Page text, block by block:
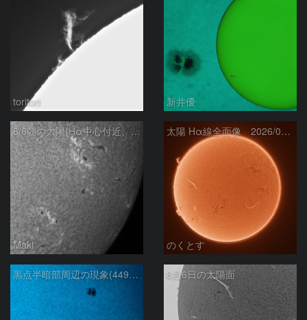
toritori 新井優
8/6朝の太陽(Hα中心付近、4498、4502付近)
Maki
太陽 Hα線全面像 2026/08/06
のくとす
黒点半暗部周辺の現象(4498、4502付近)8/6 8月6日の太陽面